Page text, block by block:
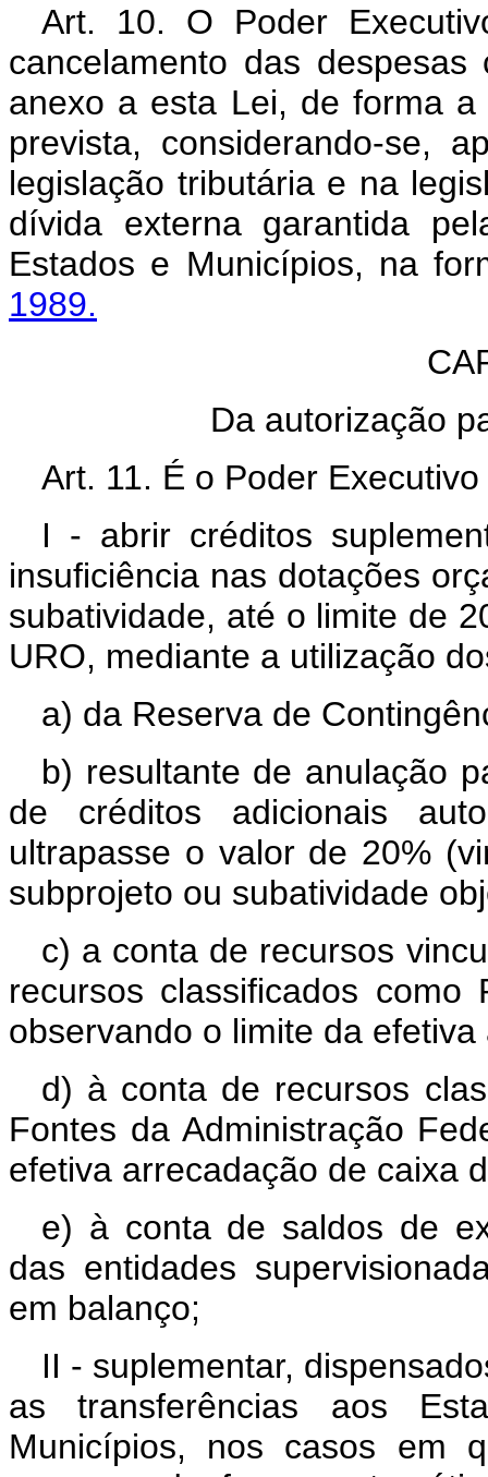
Art. 10. O Poder
cancelamento das
anexo a esta Lei, de forma
prevista, considerando-se,
legislação tributária e na
dívida externa garantida
Estados e Municípios, na
1989.
Da autorização
Art. 11. É o Poder
I - abrir créditos
insuficiência nas dotações
subatividade, até o limite de
URO, mediante a utilização
a) da Reserva de
b) resultante de anulação
de créditos adicionais
ultrapasse o valor de 20%
subprojeto ou subatividade
c) a conta de recursos
recursos classificados como
observando o limite da
d) à conta de recursos
Fontes da Administração
efetiva arrecadação de caixa
e) à conta de saldos de
das entidades
em balanço;
II - suplementar,
as transferências aos
Municípios, nos casos em